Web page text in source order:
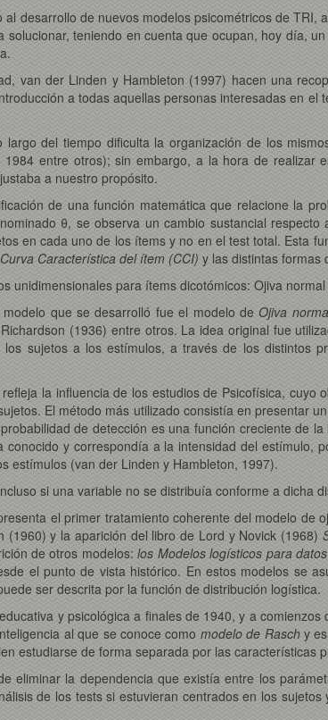
desarrollo de nuevos modelos psicométricos de
teniendo en cuenta que ocupan, hoy día,
van der Linden y Hambleton (1997) hacen una
a todas aquellas personas interesadas en
del tiempo dificulta la organización de los
entre otros); sin embargo, a la hora de
a nuestro propósito.
de una función matemática que relacione la
θ, se observa un cambio sustancial
en cada uno de los ítems y no en el test total. Esta
Curva Característica del ítem (CCI) y las distintas formas
unidimensionales para ítems dicotómicos: Ojiva
que se desarrolló fue el modelo de Ojiva
(1936) entre otros. La idea original fue
sujetos a los estímulos, a través de los distintos
la influencia de los estudios de Psicofísica,
El método más utilizado consistía en presentar
de detección es una función creciente de
y correspondía a la intensidad del estímulo,
estímulos (van der Linden y Hambleton, 1997).
si una variable no se distribuía conforme a dicha
el primer tratamiento coherente del modelo de
y la aparición del libro de Lord y Novick (1968)
de otros modelos:los Modelos logísticos para
el punto de vista histórico. En estos modelos se
ser descrita por la función de distribución logística.
y psicológica a finales de 1940, y a
al que se conoce como modelo de Raschy
estudiarse de forma separada por las características
eliminar la dependencia que existía entre los
de los tests si estuvieran centrados en los